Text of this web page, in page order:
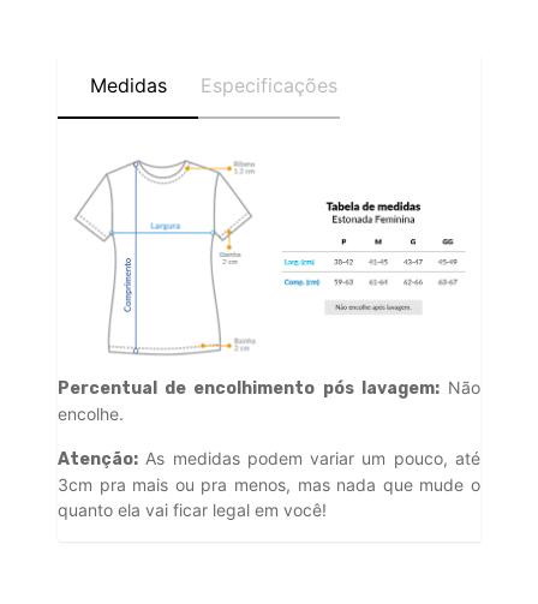
Medidas Especificações
Percentual de encolhimento pós lavagem:Não
encolhe.
Atenção: As medidas podem variar um pouco, até
3cm pra mais ou pra menos, mas nada que mude o
quanto ela vai ficar legal em você!